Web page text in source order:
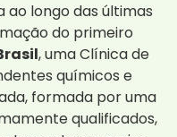
ao longo das últimas
do primeiro
, uma Clínica de
químicos e
formada por uma
qualificados,